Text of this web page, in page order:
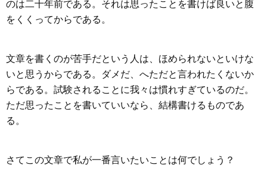
のは二十年前である。それは思ったことを書けば良いと腹
をくくってからである。
文章を書くのが苦手だという人は、ほめられないといけな
いと思うからである。ダメだ、へただと言われたくないか
らである。試験されることに我々は慣れすぎているのだ。
ただ思ったことを書いていいなら、結構書けるものであ
る。
さてこの文章で私が一番言いたいことは何でしょう？